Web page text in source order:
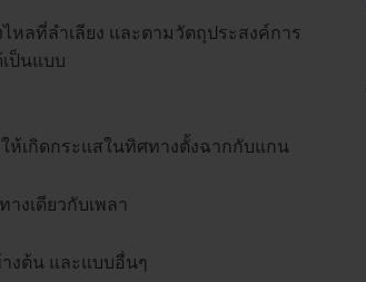
ลที่ลำเลียง และตามวัตถุประสงค์การ
ป็นแบบ
ห้เกิดกระแสในทิศทางตั้งฉากกับแกน
งเดียวกับเพลา
งต้น และแบบอื่นๆ